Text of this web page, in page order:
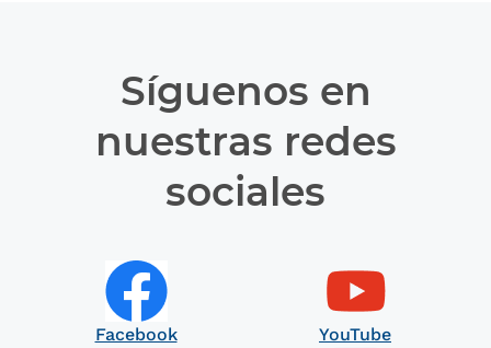
Síguenos en
nuestras redes
sociales
Facebook YouTube